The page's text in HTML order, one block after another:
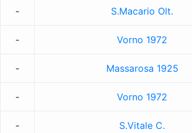
- S.Macario Olt.
- Vorno 1972
- Massarosa 1925
- Vorno 1972
- S.Vitale C.